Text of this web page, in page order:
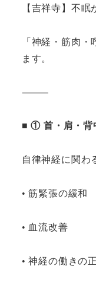
【吉祥寺】不眠
「神経・筋肉
ます。
⸻
■ ① 首・肩・背
自律神経に関わ
• 筋緊張の緩和
• 血流改善
• 神経の働きの